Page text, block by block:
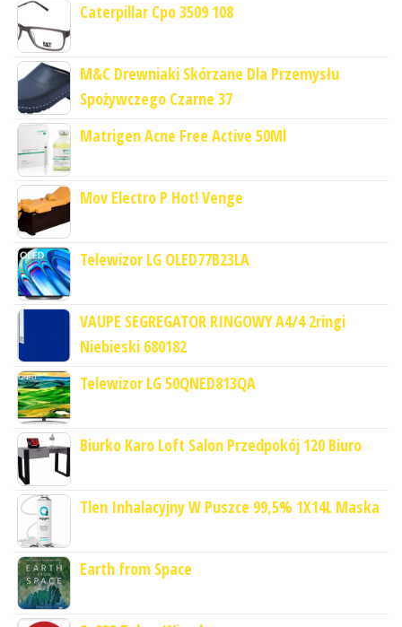
Caterpillar Cpo 3509 108
M&C Drewniaki Skórzane Dla Przemysłu
Spożywczego Czarne 37
Matrigen Acne Free Active 50Ml
Mov Electro P Hot! Venge
Telewizor LG OLED77B23LA
VAUPE SEGREGATOR RINGOWY A4/4 2ringi
Niebieski 680182
Telewizor LG 50QNED813QA
Biurko Karo Loft Salon Przedpokój 120 Biuro
Tlen Inhalacyjny W Puszce 99,5% 1X14L Maska
Earth from Space